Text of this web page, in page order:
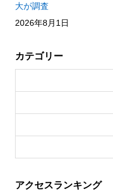
大が調査
2026年8月1日
カテゴリー
アクセスランキング